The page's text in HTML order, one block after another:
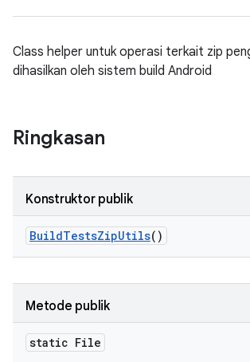
Class helper untuk operasi terkait zip
dihasilkan oleh sistem build Android
Ringkasan
Konstruktor publik
BuildTestsZipUtils()
Metode publik
static File